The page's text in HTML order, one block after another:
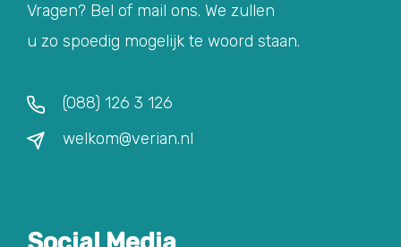
Vragen? Bel of mail ons. We zullen
u zo spoedig mogelijk te woord staan.
(088) 126 3 126
welkom@verian.nl